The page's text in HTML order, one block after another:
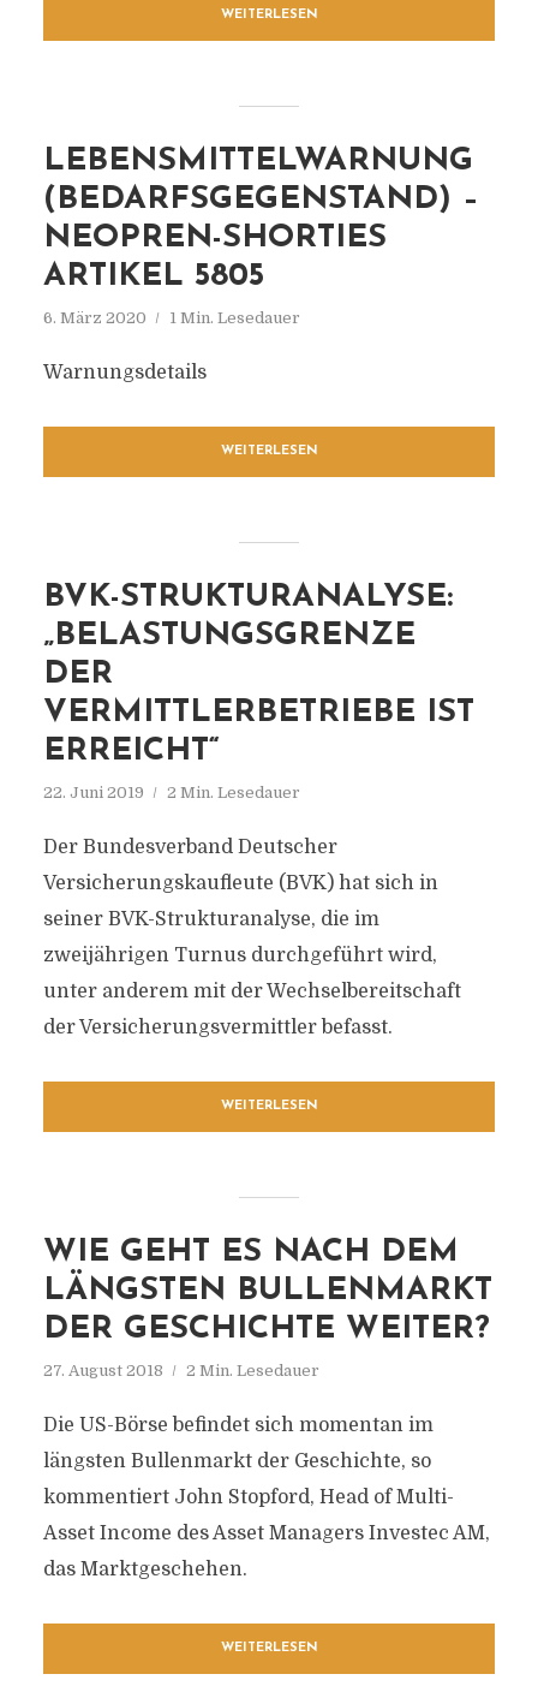
WEITERLESEN
LEBENSMITTELWARNUNG
(BEDARFSGEGENSTAND) –
NEOPREN-SHORTIES
ARTIKEL 5805
6. März 2020 1 Min. Lesedauer
Warnungsdetails
WEITERLESEN
BVK-STRUKTURANALYSE:
„BELASTUNGSGRENZE
DER
VERMITTLERBETRIEBE IST
ERREICHT“
22. Juni 2019 2 Min. Lesedauer
Der Bundesverband Deutscher
Versicherungskaufleute (BVK) hat sich in
seiner BVK-Strukturanalyse, die im
zweijährigen Turnus durchgeführt wird,
unter anderem mit der Wechselbereitschaft
der Versicherungsvermittler befasst.
WEITERLESEN
WIE GEHT ES NACH DEM
LÄNGSTEN BULLENMARKT
DER GESCHICHTE WEITER?
27. August 2018 2 Min. Lesedauer
Die US-Börse befindet sich momentan im
längsten Bullenmarkt der Geschichte, so
kommentiert John Stopford, Head of Multi-
Asset Income des Asset Managers Investec AM,
das Marktgeschehen.
WEITERLESEN